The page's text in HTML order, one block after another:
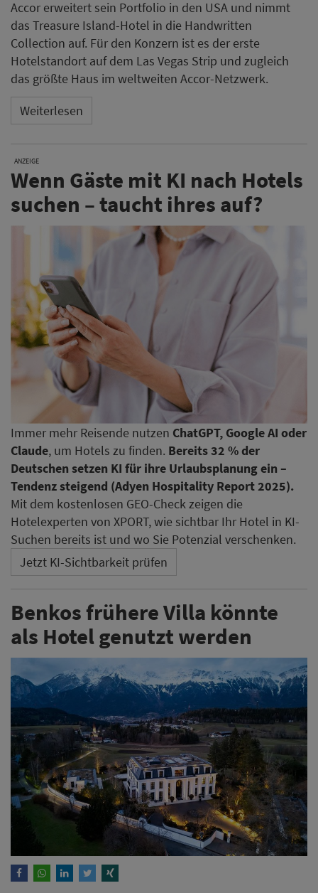
Accor erweitert sein Portfolio in den USA und nimmt
das Treasure Island-Hotel in die Handwritten
Collection auf. Für den Konzern ist es der erste
Hotelstandort auf dem Las Vegas Strip und zugleich
das größte Haus im weltweiten Accor-Netzwerk.
Weiterlesen
ANZEIGE
Wenn Gäste mit KI nach Hotels
suchen – taucht ihres auf?
Immer mehr Reisende nutzen ChatGPT, Google AI oder
Claude, um Hotels zu finden. Bereits 32 % der
Deutschen setzen KI für ihre Urlaubsplanung ein –
Tendenz steigend (Adyen Hospitality Report 2025).
Mit dem kostenlosen GEO-Check zeigen die
Hotelexperten von XPORT, wie sichtbar Ihr Hotel in KI-
Suchen bereits ist und wo Sie Potenzial verschenken.
Jetzt KI-Sichtbarkeit prüfen
Benkos frühere Villa könnte
als Hotel genutzt werden